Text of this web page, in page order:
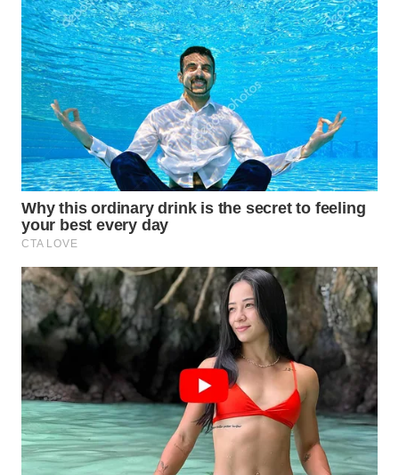
WN
PADANG
LAWAS
WN
SUMEDANG
WN
CIANJUR
WN
KEPULAUAN
SERIBU
WN
TANGERANG
WN
BINJAI
WN
CIREBON